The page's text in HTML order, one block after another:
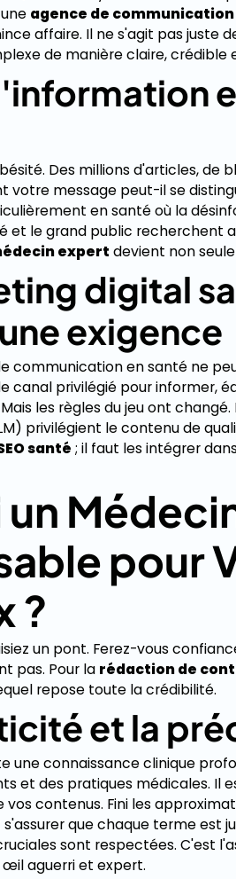
agence de
affaire. Il ne s'agit pas juste
de manière claire, crédible
Des millions d'articles, de
message peut-il se
en santé où la
et le grand public recherchent
expert devient non
digital
exigence
communication en santé ne
canal privilégié pour informer,
les règles du jeu ont
privilégient le contenu de
santé ; il faut les intégrer
pour
?
un pont. Ferez-vous
pas. Pour la rédaction de
repose toute la crédibilité.
et la
une connaissance clinique
et des pratiques médicales. Il
vos contenus. Fini les
que chaque terme est
sont respectées. C'est
aguerri et expert.